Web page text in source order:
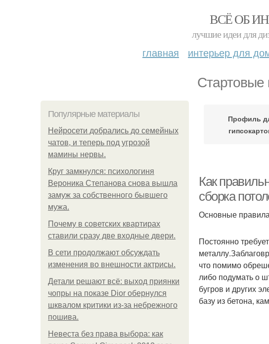
ВСЁ ОБ
лучшие идеи для
главная интерьер для
Популярные материалы
Нейросети добрались до семейных
чатов, и теперь под угрозой
мамины нервы.
Круг замкнулся: психологиня
Вероника Степанова снова вышла
замуж за собственного бывшего
мужа.
Почему в советских квартирах
ставили сразу две входные двери.
В сети продолжают обсуждать
изменения во внешности актрисы.
Детали решают всё: выход приянки
чопры на показе Dior обернулся
шквалом критики из-за небрежного
пошива.
Невеста без права выбора: как
Профиль
Как
сборка
Основные
Постоянно
что помимо
либо подумать о
бугров и других
базу из бетона,